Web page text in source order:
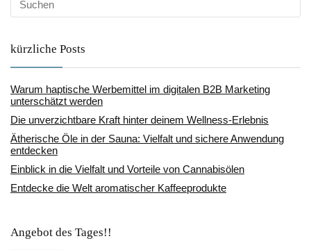
kürzliche Posts
Warum haptische Werbemittel im digitalen B2B Marketing
unterschätzt werden
Die unverzichtbare Kraft hinter deinem Wellness-Erlebnis
Ätherische Öle in der Sauna: Vielfalt und sichere Anwendung
entdecken
Einblick in die Vielfalt und Vorteile von Cannabisölen
Entdecke die Welt aromatischer Kaffeeprodukte
Angebot des Tages!!